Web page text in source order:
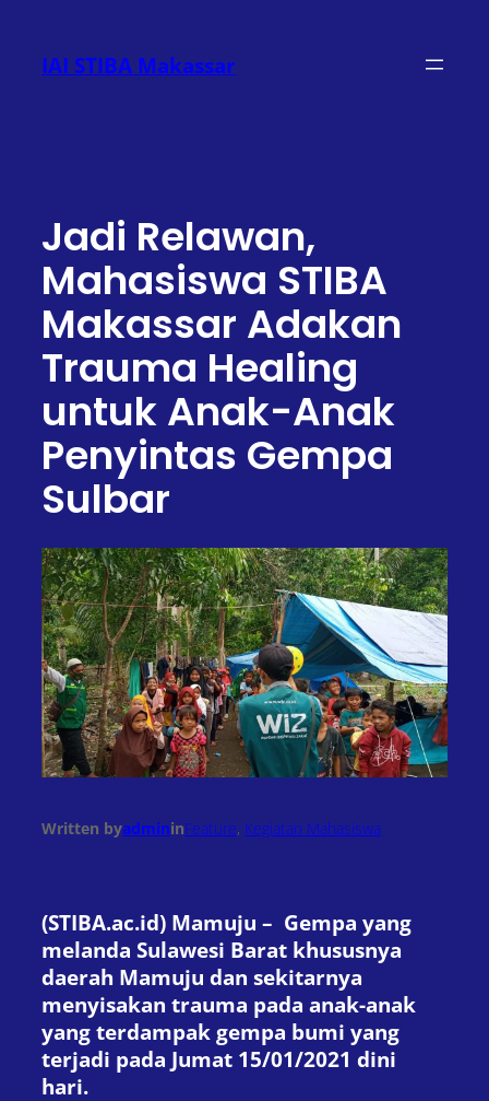
konten
IAI STIBA Makassar
Jadi Relawan,
Mahasiswa STIBA
Makassar Adakan
Trauma Healing
untuk Anak-Anak
Penyintas Gempa
Sulbar
Written byadmininFeature, Kegiatan Mahasiswa
(STIBA.ac.id) Mamuju – Gempa yang
melanda Sulawesi Barat khususnya
daerah Mamuju dan sekitarnya
menyisakan trauma pada anak-anak
yang terdampak gempa bumi yang
terjadi pada Jumat 15/01/2021 dini
hari.